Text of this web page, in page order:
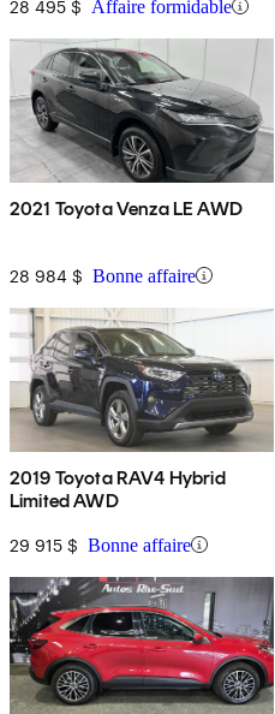
28 495 $ Affaire formidable
2021 Toyota Venza LE AWD
28 984 $ Bonne affaire
2019 Toyota RAV4 Hybrid
Limited AWD
29 915 $ Bonne affaire